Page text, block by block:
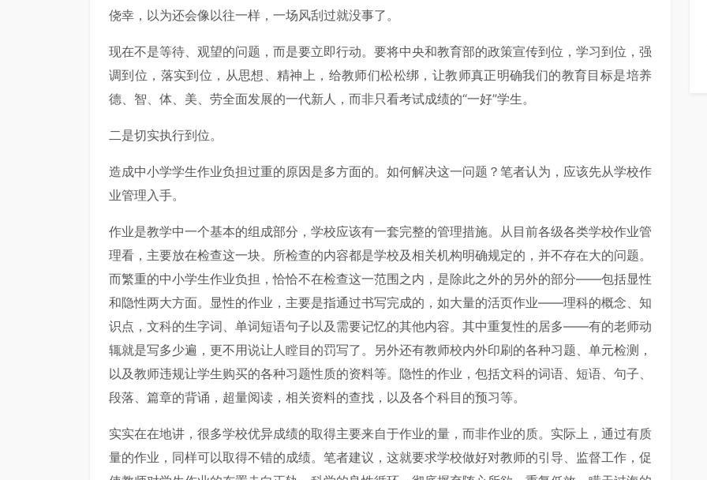
侥幸，以为还会像以往一样，一场风刮过就没事了。
现在不是等待、观望的问题，而是要立即行动。要将中央和教育部的政策宣传到位，学习到位，强
调到位，落实到位，从思想、精神上，给教师们松松绑，让教师真正明确我们的教育目标是培养
德、智、体、美、劳全面发展的一代新人，而非只看考试成绩的“一好”学生。
二是切实执行到位。
造成中小学学生作业负担过重的原因是多方面的。如何解决这一问题？笔者认为，应该先从学校作
业管理入手。
作业是教学中一个基本的组成部分，学校应该有一套完整的管理措施。从目前各级各类学校作业管
理看，主要放在检查这一块。所检查的内容都是学校及相关机构明确规定的，并不存在大的问题。
而繁重的中小学生作业负担，恰恰不在检查这一范围之内，是除此之外的另外的部分——包括显性
和隐性两大方面。显性的作业，主要是指通过书写完成的，如大量的活页作业——理科的概念、知
识点，文科的生字词、单词短语句子以及需要记忆的其他内容。其中重复性的居多——有的老师动
辄就是写多少遍，更不用说让人瞠目的罚写了。另外还有教师校内外印刷的各种习题、单元检测，
以及教师违规让学生购买的各种习题性质的资料等。隐性的作业，包括文科的词语、短语、句子、
段落、篇章的背诵，超量阅读，相关资料的查找，以及各个科目的预习等。
实实在在地讲，很多学校优异成绩的取得主要来自于作业的量，而非作业的质。实际上，通过有质
量的作业，同样可以取得不错的成绩。笔者建议，这就要求学校做好对教师的引导、监督工作，促